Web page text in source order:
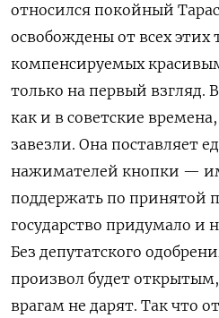
относился покойный
освобождены от всех этих
компенсируемых
только на первый взгляд.
как и в советские
завезли. Она поставляет
нажимателей кнопки —
поддержать по принятой
государство придумало и
Без депутатского
произвол будет
врагам не дарят. Так что